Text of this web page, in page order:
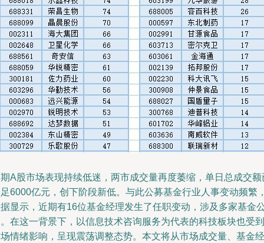
A股市场表现持续低迷，两市成交量再度萎缩，单日总成交额
6000亿元，创下阶段新低。与此公募基金行业人事变动频繁
显示，近期有16位基金经理发生了任职变动，涉及多家基金
在这一背景下，以信息技术咨询服务为代表的科技板块也受到
情绪影响，呈现震荡调整态势。本文将从市场成交量、基金经